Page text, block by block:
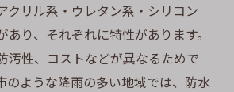
クリル系・ウレタン系・シリコン
り、それぞれに特性があります。
汚性、コストなどが異なるためで
のような降雨の多い地域では、防水